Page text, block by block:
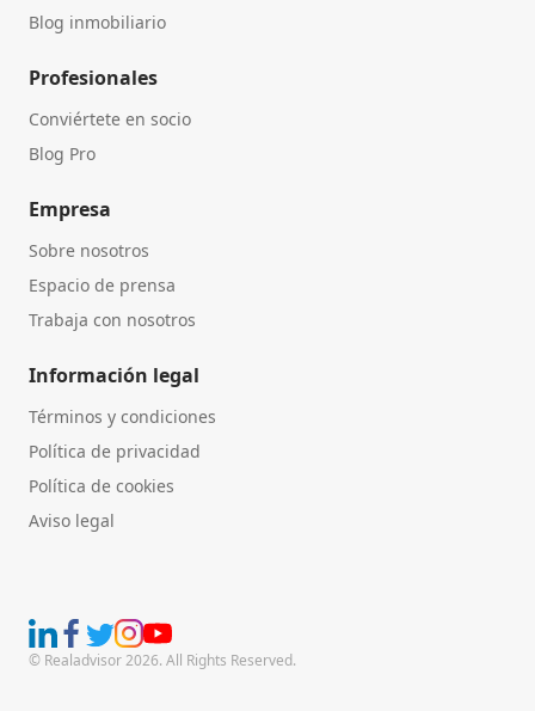
Blog inmobiliario
Profesionales
Conviértete en socio
Blog Pro
Empresa
Sobre nosotros
Espacio de prensa
Trabaja con nosotros
Información legal
Términos y condiciones
Política de privacidad
Política de cookies
Aviso legal
© Realadvisor 2026. All Rights Reserved.